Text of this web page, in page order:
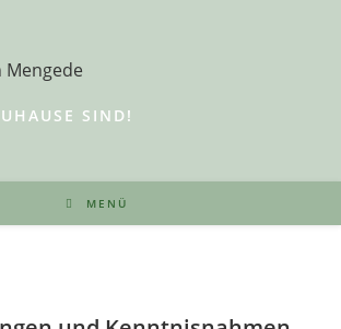
SIND!
MENÜ